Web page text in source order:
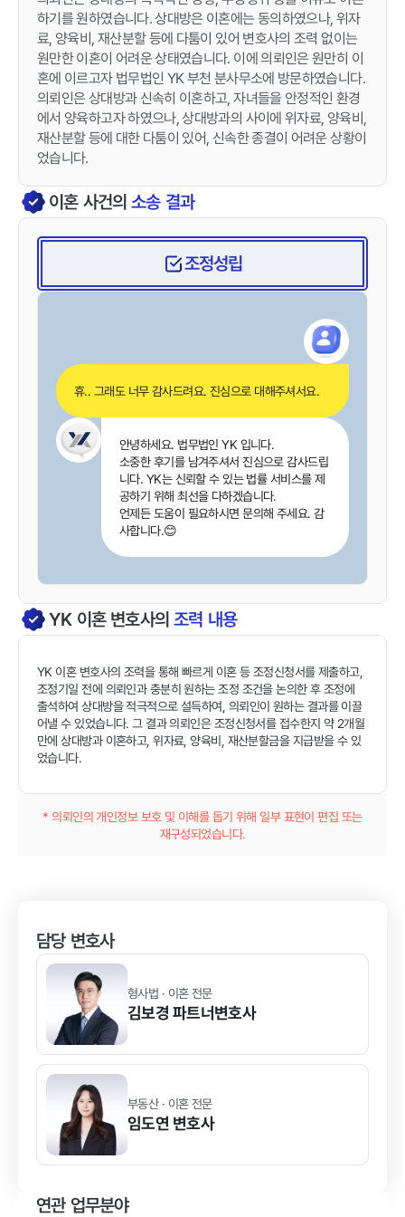
하기를 원하였습니다. 상대방은 이혼에는 동의하였으나, 위자
료, 양육비, 재산분할 등에 다툼이 있어 변호사의 조력 없이는
원만한 이혼이 어려운 상태였습니다. 이에 의뢰인은 원만히 이
혼에 이르고자 법무법인 YK 부천 분사무소에 방문하였습니다.
의뢰인은 상대방과 신속히 이혼하고, 자녀들을 안정적인 환경
에서 양육하고자 하였으나, 상대방과의 사이에 위자료, 양육비,
재산분할 등에 대한 다툼이 있어, 신속한 종결이 어려운 상황이
었습니다.
이혼사건의소송 결과
조정성립
휴.. 그래도 너무 감사드려요. 진심으로 대해주셔서요.
안녕하세요. 법무법인 YK 입니다.
소중한 후기를 남겨주셔서 진심으로 감사드립
니다. YK는 신뢰할 수 있는 법률 서비스를 제
공하기 위해 최선을 다하겠습니다.
언제든 도움이 필요하시면 문의해 주세요. 감
사합니다.😊
YK 이혼변호사의조력 내용
YK 이혼 변호사의 조력을 통해 빠르게 이혼 등 조정신청서를 제출하고,
조정기일 전에 의뢰인과 충분히 원하는 조정 조건을 논의한 후 조정에
출석하여 상대방을 적극적으로 설득하여, 의뢰인이 원하는 결과를 이끌
어낼 수 있었습니다. 그 결과 의뢰인은 조정신청서를 접수한지 약 2개월
만에 상대방과 이혼하고, 위자료, 양육비, 재산분할금을 지급받을 수 있
었습니다.
* 의뢰인의 개인정보 보호 및 이해를 돕기 위해 일부 표현이 편집 또는
재구성되었습니다.
담당 변호사
형사법 · 이혼 전문
김보경 파트너변호사
부동산 · 이혼 전문
임도연 변호사
연관 업무분야